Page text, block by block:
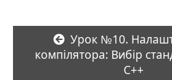
Урок №10.
компілятора: Вибір
С++